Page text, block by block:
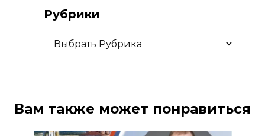
Рубрики
Рубрики
Вам также может понравиться